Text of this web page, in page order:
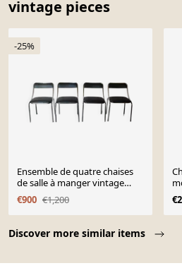
vintage pieces
Discover more similar items
-25%
Ensemble de quatre chaises
de salle à manger vintage
chromées, en simili cuir, Italie,
1970
€900 €1,200